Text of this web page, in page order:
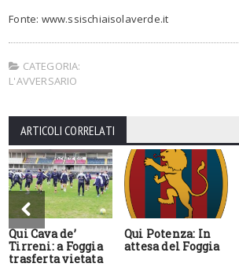
Fonte: www.ssischiaisolaverde.it
CATEGORIA:
L'AVVERSARIO
ARTICOLI CORRELATI
Qui Cava de’
Tirreni: a Foggia
trasferta vietata
Qui Potenza: In
attesa del Foggia